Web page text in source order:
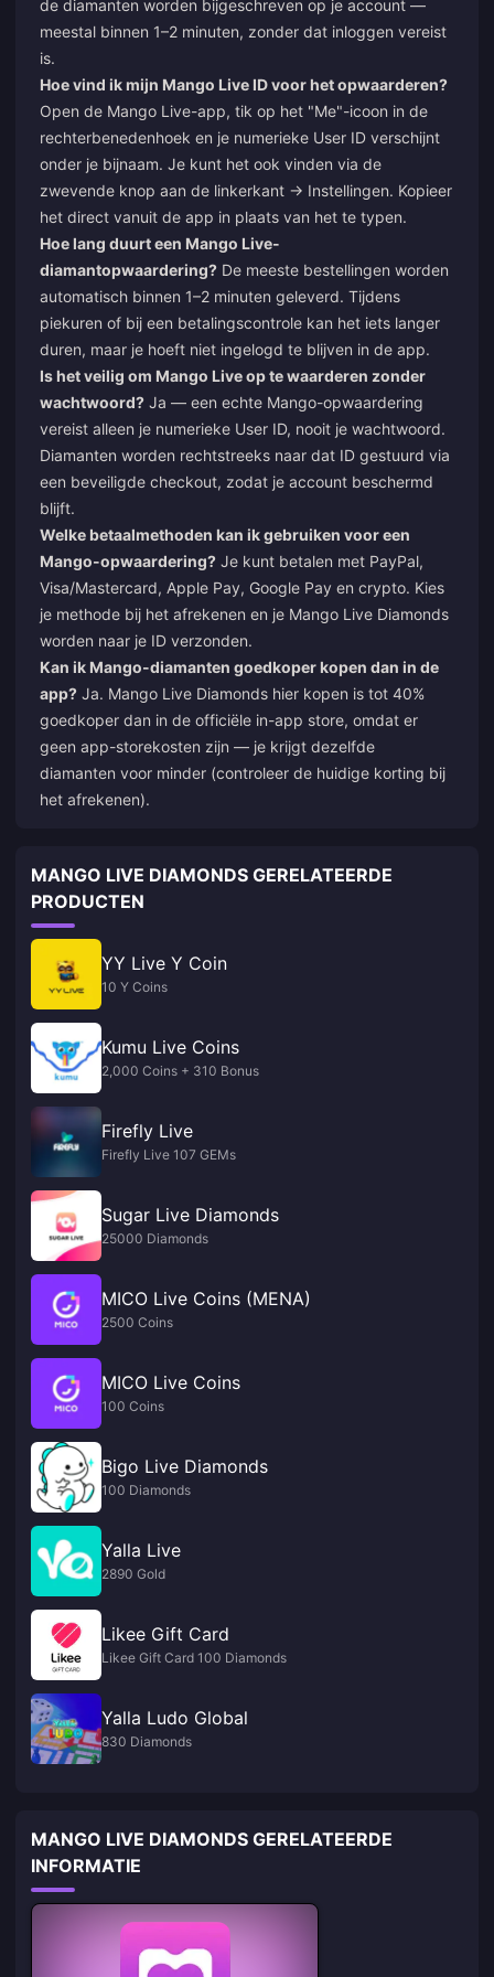
de diamanten worden bijgeschreven op je account —
meestal binnen 1–2 minuten, zonder dat inloggen vereist
is.
Hoe vind ik mijn Mango Live ID voor het opwaarderen?
Open de Mango Live-app, tik op het "Me"-icoon in de
rechterbenedenhoek en je numerieke User ID verschijnt
onder je bijnaam. Je kunt het ook vinden via de
zwevende knop aan de linkerkant → Instellingen. Kopieer
het direct vanuit de app in plaats van het te typen.
Hoe lang duurt een Mango Live-
diamantopwaardering? De meeste bestellingen worden
automatisch binnen 1–2 minuten geleverd. Tijdens
piekuren of bij een betalingscontrole kan het iets langer
duren, maar je hoeft niet ingelogd te blijven in de app.
Is het veilig om Mango Live op te waarderen zonder
wachtwoord? Ja — een echte Mango-opwaardering
vereist alleen je numerieke User ID, nooit je wachtwoord.
Diamanten worden rechtstreeks naar dat ID gestuurd via
een beveiligde checkout, zodat je account beschermd
blijft.
Welke betaalmethoden kan ik gebruiken voor een
Mango-opwaardering? Je kunt betalen met PayPal,
Visa/Mastercard, Apple Pay, Google Pay en crypto. Kies
je methode bij het afrekenen en je Mango Live Diamonds
worden naar je ID verzonden.
Kan ik Mango-diamanten goedkoper kopen dan in de
app? Ja. Mango Live Diamonds hier kopen is tot 40%
goedkoper dan in de officiële in-app store, omdat er
geen app-storekosten zijn — je krijgt dezelfde
diamanten voor minder (controleer de huidige korting bij
het afrekenen).
MANGO LIVE DIAMONDS GERELATEERDE
PRODUCTEN
YY Live Y Coin
10 Y Coins
Kumu Live Coins
2,000 Coins + 310 Bonus
Firefly Live
Firefly Live 107 GEMs
Sugar Live Diamonds
25000 Diamonds
MICO Live Coins (MENA)
2500 Coins
MICO Live Coins
100 Coins
Bigo Live Diamonds
100 Diamonds
Yalla Live
2890 Gold
Likee Gift Card
Likee Gift Card 100 Diamonds
Yalla Ludo Global
830 Diamonds
MANGO LIVE DIAMONDS GERELATEERDE
INFORMATIE